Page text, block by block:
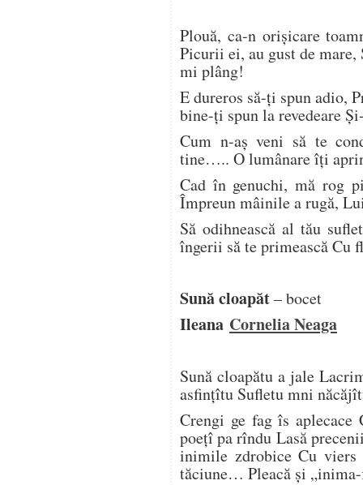
Plouă, ca-n orişicare
Picurii ei, au gust de
mi plâng!
E dureros să-ţi spun adio,
bine-ţi spun la revedeare
Cum n-aş veni să te
tine….. O lumânare îţi
Cad în genuchi, mă rog
Împreun mâinile a rugă,
Să odihnească al tău
îngerii să te primească Cu
Sună cloapăt– bocet
Ileana Cornelia Neaga
Sună cloapătu a jale
asfințîtu Sufletu mni
Crengi ge fag îs
poețî pa rîndu Lasă
inimile zdrobice Cu viers
tăciune… Pleacă și